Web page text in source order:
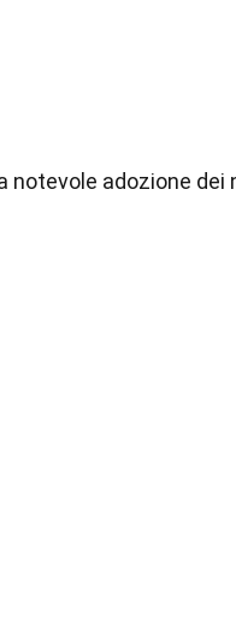
notevole adozione dei